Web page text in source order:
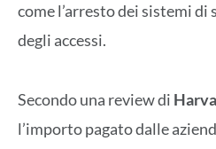
come l’arresto dei sistemi
degli accessi.
Secondo una review di
l’importo pagato dalle